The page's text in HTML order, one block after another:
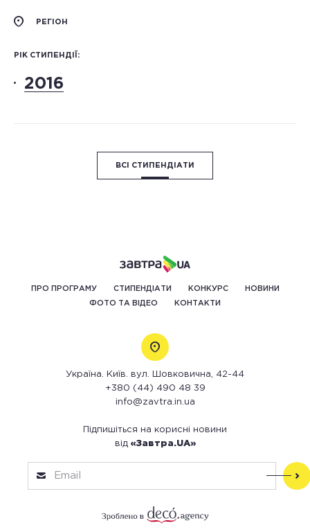
РЕГІОН
РІК СТИПЕНДІЇ:
2016
ВСІ СТИПЕНДІАТИ
ПРО ПРОГРАМУ СТИПЕНДІАТИ КОНКУРС НОВИНИ
ФОТО ТА ВІДЕО КОНТАКТИ
Україна. Київ. вул. Шовковична, 42-44
+380 (44) 490 48 39
info@zavtra.in.ua
Підпишіться на корисні новини
від «Завтра.UA»